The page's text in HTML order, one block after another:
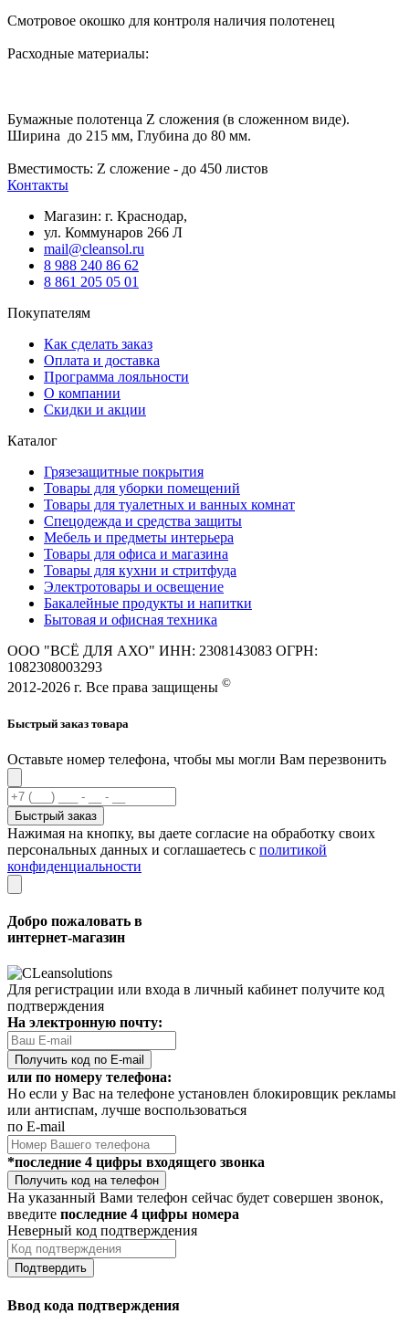
Смотровое окошко для контроля наличия полотенец
Расходные материалы:
Бумажные полотенца Z сложения (в сложенном виде).
Ширина до 215 мм, Глубина до 80 мм.
Вместимость: Z сложение - до 450 листов
Контакты
Магазин: г. Краснодар,
ул. Коммунаров 266 Л
mail@cleansol.ru
8 988 240 86 62
8 861 205 05 01
Покупателям
Как сделать заказ
Оплата и доставка
Программа лояльности
О компании
Скидки и акции
Каталог
Грязезащитные покрытия
Товары для уборки помещений
Товары для туалетных и ванных комнат
Спецодежда и средства защиты
Мебель и предметы интерьера
Товары для офиса и магазина
Товары для кухни и стритфуда
Электротовары и освещение
Бакалейные продукты и напитки
Бытовая и офисная техника
ООО "ВСЁ ДЛЯ АХО" ИНН: 2308143083 ОГРН:
1082308003293
2012-2026 г. Все права защищены ©
Быстрый заказ товара
Оставьте номер телефона, чтобы мы могли Вам перезвонить
Быстрый заказ
Нажимая на кнопку, вы даете согласие на обработку своих
персональных данных и соглашаетесь с политикой
конфиденциальности
Добро пожаловать в
интернет-магазин
Для регистрации или входа в личный кабинет получите код
подтверждения
На электронную почту:
Получить код по E-mail
или по номеру телефона:
Но если у Вас на телефоне установлен блокировщик рекламы
или антиспам, лучше воспользоваться
по E-mail
*последние 4 цифры входящего звонка
Получить код на телефон
На указанный Вами телефон сейчас будет совершен звонок,
введите последние 4 цифры номера
Неверный код подтверждения
Подтвердить
Ввод кода подтверждения